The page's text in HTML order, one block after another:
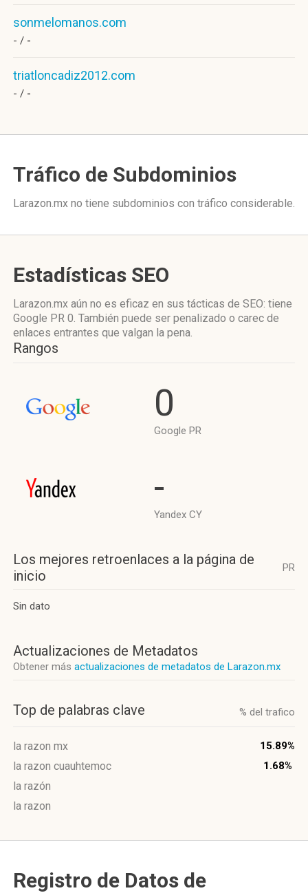
sonmelomanos.com
- / -
triatloncadiz2012.com
- / -
Tráfico de Subdominios
Larazon.mx no tiene subdominios con tráfico considerable.
Estadísticas SEO
Larazon.mx aún no es eficaz en sus tácticas de SEO: tiene
Google PR 0. También puede ser penalizado o carec de
enlaces entrantes que valgan la pena.
Rangos
0
Google PR
-
Yandex CY
Los mejores retroenlaces a la página de
inicio
PR
Sin dato
Actualizaciones de Metadatos
Obtener más actualizaciones de metadatos de Larazon.mx
Top de palabras clave % del trafico
la razon mx 15.89%
la razon cuauhtemoc 1.68%
la razón
la razon
Registro de Datos de